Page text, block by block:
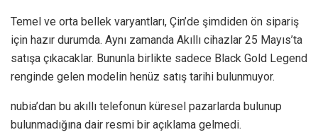
Temel ve orta bellek varyantları, Çin’de şimdiden ön sipariş
için hazır durumda. Aynı zamanda Akıllı cihazlar 25 Mayıs’ta
satışa çıkacaklar. Bununla birlikte sadece Black Gold Legend
renginde gelen modelin henüz satış tarihi bulunmuyor.
nubia’dan bu akıllı telefonun küresel pazarlarda bulunup
bulunmadığına dair resmi bir açıklama gelmedi.